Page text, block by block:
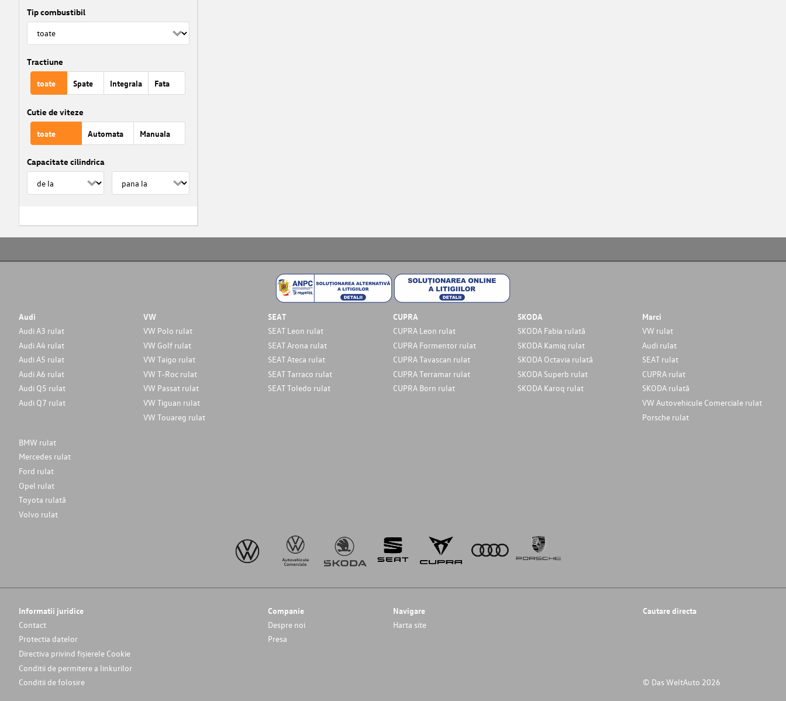
Tip combustibil
Tractiune
toate Spate Integrala Fata
Cutie de viteze
toate Automata Manuala
Capacitate cilindrica
Audi
Audi A3 rulat
Audi A4 rulat
Audi A5 rulat
Audi A6 rulat
Audi Q5 rulat
Audi Q7 rulat
VW
VW Polo rulat
VW Golf rulat
VW Taigo rulat
VW T-Roc rulat
VW Passat rulat
VW Tiguan rulat
VW Touareg rulat
SEAT
SEAT Leon rulat
SEAT Arona rulat
SEAT Ateca rulat
SEAT Tarraco rulat
SEAT Toledo rulat
CUPRA
CUPRA Leon rulat
CUPRA Formentor rulat
CUPRA Tavascan rulat
CUPRA Terramar rulat
CUPRA Born rulat
SKODA
SKODA Fabia rulată
SKODA Kamiq rulat
SKODA Octavia rulată
SKODA Superb rulat
SKODA Karoq rulat
Marci
VW rulat
Audi rulat
SEAT rulat
CUPRA rulat
SKODA rulată
VW Autovehicule Comerciale rulat
Porsche rulat
BMW rulat
Mercedes rulat
Ford rulat
Opel rulat
Toyota rulată
Volvo rulat
Informatii juridice
Contact
Protectia datelor
Directiva privind fișierele Cookie
Conditii de permitere a linkurilor
Conditii de folosire
Companie
Despre noi
Presa
Navigare
Harta site
Cautare directa
© Das WeltAuto 2026